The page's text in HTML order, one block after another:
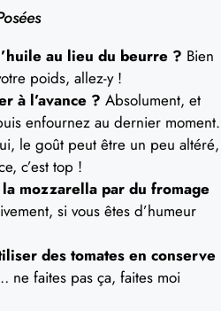
au lieu du beurre ? Bien
poids, allez-y !
à l’avance ? Absolument, et
enfournez au dernier moment.
le goût peut être un peu altéré,
c’est top !
mozzarella par du fromage
si vous êtes d’humeur
des tomates en conserve
ne faites pas ça, faites moi